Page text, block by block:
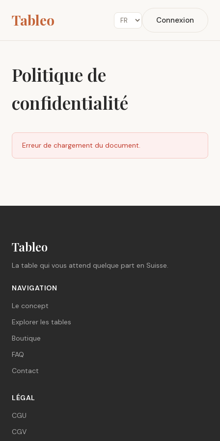
Tableo Connexion
Politique de
confidentialité
Erreur de chargement du document.
Tableo
La table qui vous attend quelque part en Suisse.
NAVIGATION
Le concept
Explorer les tables
Boutique
FAQ
Contact
LÉGAL
CGU
CGV